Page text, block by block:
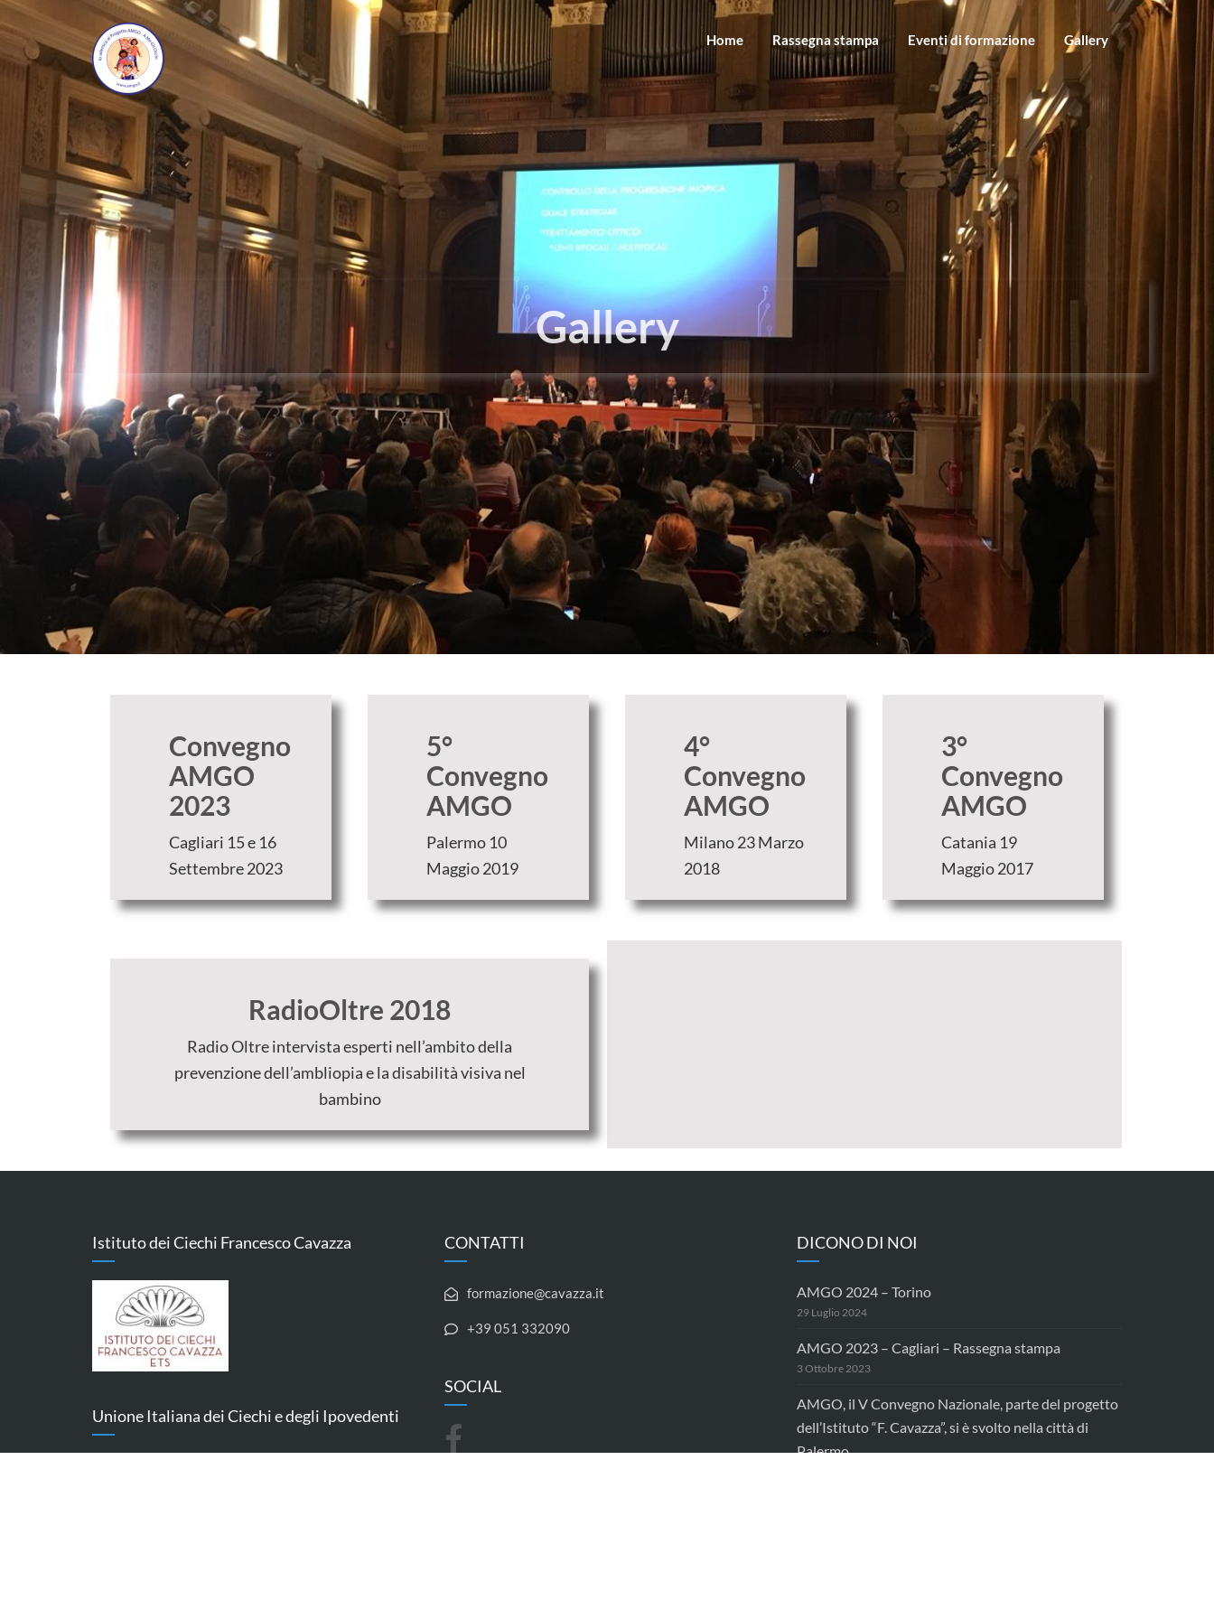
Home Rassegna stampa Eventi di formazione Gallery
Gallery
Convegno
AMGO
2023
Cagliari 15 e 16
Settembre 2023
5°
Convegno
AMGO
Palermo 10
Maggio 2019
4°
Convegno
AMGO
Milano 23 Marzo
2018
3°
Convegno
AMGO
Catania 19
Maggio 2017
RadioOltre 2018
Radio Oltre intervista esperti nell’ambito della
prevenzione dell’ambliopia e la disabilità visiva nel
bambino
Istituto dei Ciechi Francesco Cavazza
Unione Italiana dei Ciechi e degli Ipovedenti
CONTATTI
formazione@cavazza.it
+39 051 332090
SOCIAL
DICONO DI NOI
AMGO 2024 – Torino
29 Luglio 2024
AMGO 2023 – Cagliari – Rassegna stampa
3 Ottobre 2023
AMGO, il V Convegno Nazionale, parte del progetto
dell’Istituto “F. Cavazza”, si è svolto nella città di
Palermo